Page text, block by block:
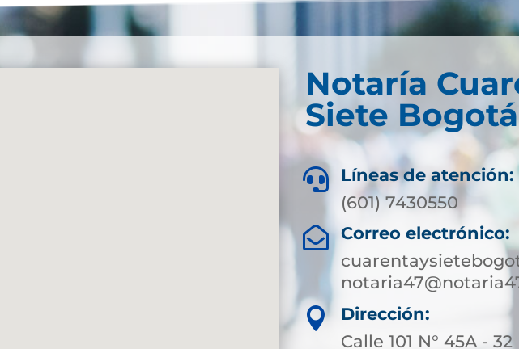
Notaría
Siete Bogotá

Líneas de atención:
(601) 7430550

Correo electrónico:

Dirección:
Calle 101 N° 45A - 32